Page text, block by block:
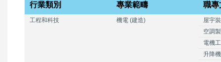
行業類別 專業範疇 職專
工程和科技 機電 (建造)
屋宇
空調
電機
升降